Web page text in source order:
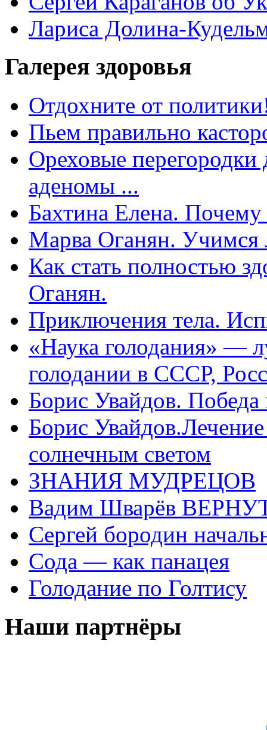
Лариса Долина-
Галерея здоровья
Отдохните от
Пьем правильно
Ореховые перегородки
аденомы ...
Бахтина Елена.
Марва Оганян. Учимся
Как стать полностью
Оганян.
Приключения тела.
«Наука голодания» —
голодании в СССР,
Борис Увайдов.
Борис
солнечным светом
ЗНАНИЯ МУДРЕЦОВ
Вадим Шварёв
Сергей бородин
Сода — как панацея
Голодание по Голтису
Наши партнёры